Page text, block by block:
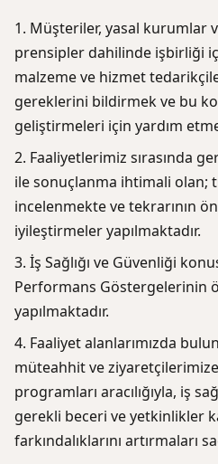
Müşteriler, yasal kurumlar
prensipler dahilinde işbirliği
malzeme ve hizmet
gereklerini bildirmek ve bu
geliştirmeleri için yardım
Faaliyetlerimiz sırasında
ile sonuçlanma ihtimali olan;
incelenmekte ve tekrarının
iyileştirmeler yapılmaktadır.
İş Sağlığı ve Güvenliği
Performans Göstergelerinin
yapılmaktadır.
Faaliyet alanlarımızda
müteahhit ve
programları aracılığıyla, iş
gerekli beceri ve yetkinlikler
farkındalıklarını artırmaları